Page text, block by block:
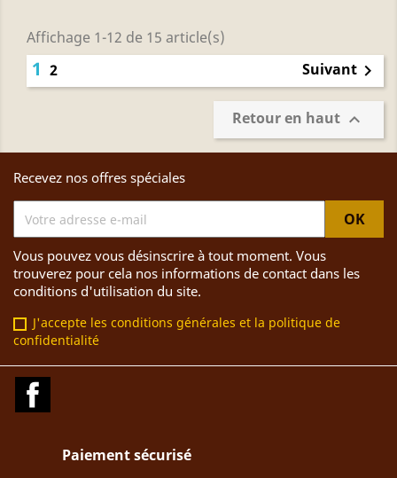
Affichage 1-12 de 15 article(s)
1 2 Suivant 
Retour en haut 
Recevez nos offres spéciales
Vous pouvez vous désinscrire à tout moment. Vous
trouverez pour cela nos informations de contact dans les
conditions d'utilisation du site.
J'accepte les conditions générales et la politique de
confidentialité
Paiement sécurisé